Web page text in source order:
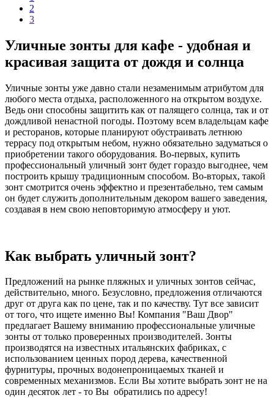
2
3
Уличные зонты для кафе - удобная и
красивая защита от дождя и солнца
Уличные зонты уже давно стали незаменимым атрибутом для
любого места отдыха, расположенного на открытом воздухе.
Ведь они способны защитить как от палящего солнца, так и от
дождливой ненастной погоды. Поэтому всем владельцам кафе
и ресторанов, которые планируют обустраивать летнюю
террасу под открытым небом, нужно обязательно задуматься о
приобретении такого оборудования. Во-первых, купить
профессиональный уличный зонт будет гораздо выгоднее, чем
построить крышу традиционным способом. Во-вторых, такой
зонт смотрится очень эффектно и презентабельно, тем самым
он будет служить дополнительным декором вашего заведения,
создавая в нем свою неповторимую атмосферу и уют.
Как выбрать уличный зонт?
Предложений на рынке пляжных и уличных зонтов сейчас,
действительно, много. Безусловно, предложения отличаются
друг от друга как по цене, так и по качеству. Тут все зависит
от того, что ищете именно Вы! Компания "Ваш Двор"
предлагает Вашему вниманию профессиональные уличные
зонты от только проверенных производителей. Зонты
производятся на известных итальянских фабриках, с
использованием ценных пород дерева, качественной
фурнитуры, прочных водонепроницаемых тканей и
современных механизмов. Если Вы хотите выбрать зонт не на
один десяток лет - то Вы обратились по адресу!